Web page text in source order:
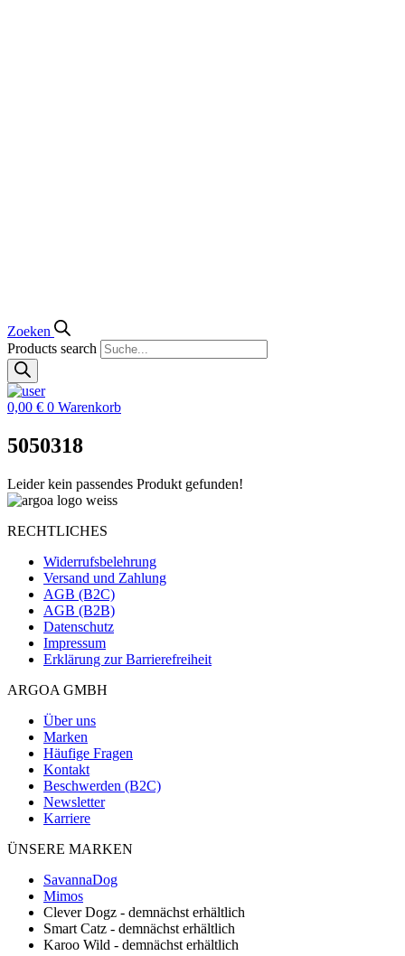
Zoeken
Products search
0,00 € 0 Warenkorb
5050318
Leider kein passendes Produkt gefunden!
RECHTLICHES
Widerrufsbelehrung
Versand und Zahlung
AGB (B2C)
AGB (B2B)
Datenschutz
Impressum
Erklärung zur Barrierefreiheit
ARGOA GMBH
Über uns
Marken
Häufige Fragen
Kontakt
Beschwerden (B2C)
Newsletter
Karriere
ÜNSERE MARKEN
SavannaDog
Mimos
Clever Dogz - demnächst erhältlich
Smart Catz - demnächst erhältlich
Karoo Wild - demnächst erhältlich